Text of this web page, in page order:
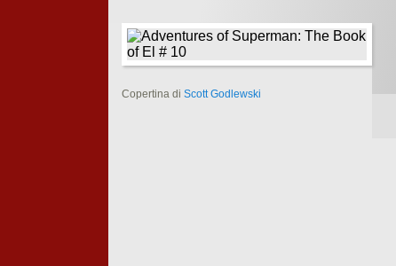
Copertina di Scott Godlewski